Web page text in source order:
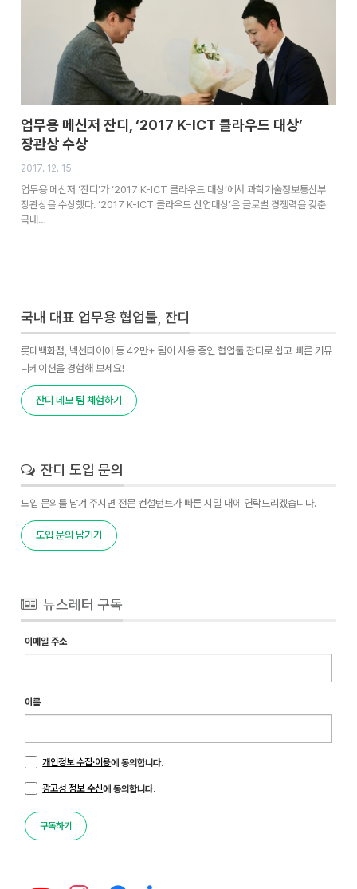
업무용 메신저 잔디, ‘2017 K-ICT 클라우드 대상’
장관상 수상
2017. 12. 15
업무용 메신저 ‘잔디’가 ‘2017 K-ICT 클라우드 대상’에서 과학기술정보통신부
장관상을 수상했다. ‘2017 K-ICT 클라우드 산업대상’은 글로벌 경쟁력을 갖춘
국내…
국내 대표 업무용 협업툴, 잔디
롯데백화점, 넥센타이어 등 42만+ 팀이 사용 중인 협업툴 잔디로 쉽고 빠른 커뮤
니케이션을 경험해 보세요!
잔디 데모 팀 체험하기
잔디 도입 문의
도입 문의를 남겨 주시면 전문 컨설턴트가 빠른 시일 내에 연락드리겠습니다.
도입 문의 남기기
뉴스레터 구독
이메일 주소
이름
개인정보 수집·이용에 동의합니다.
광고성 정보 수신에 동의합니다.
구독하기